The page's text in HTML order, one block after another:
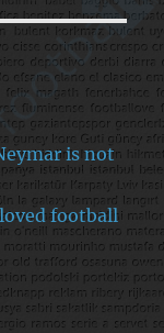
is not
football